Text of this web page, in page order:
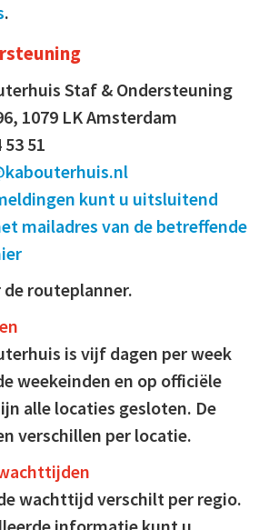
.
Staf & Ondersteuning
1079 LK Amsterdam
53 51
kunt u uitsluitend
mailadres van de betreffende
routeplanner.
is vijf dagen per week
weekeinden en op officiële
alle locaties gesloten. De
verschillen per locatie.
wachttijd verschilt per regio.